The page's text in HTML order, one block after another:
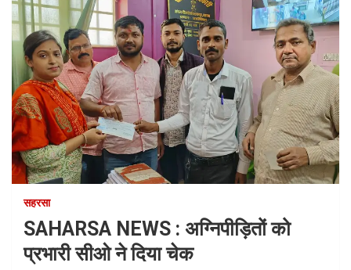
सहरसा
SAHARSA NEWS : अग्निपीड़ितों को
प्रभारी सीओ ने दिया चेक